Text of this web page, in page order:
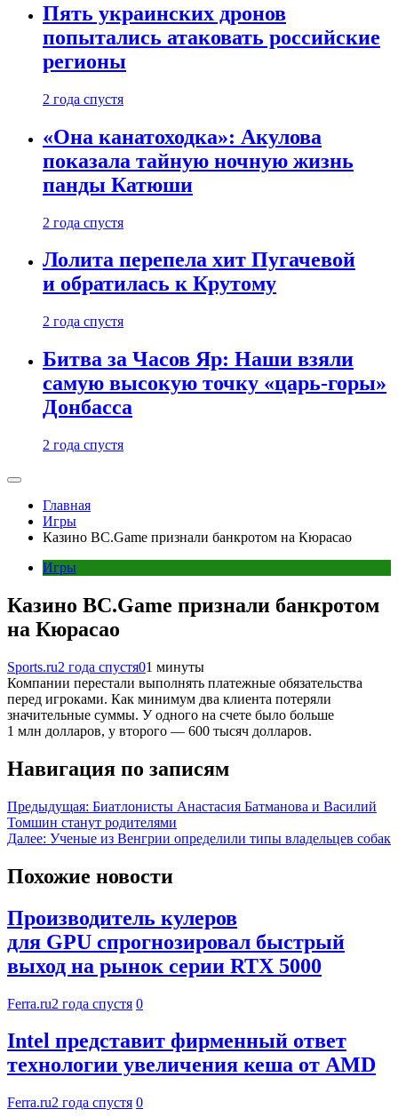
Пять украинских дронов
попытались атаковать российские
регионы
2 года спустя
«Она канатоходка»: Акулова
показала тайную ночную жизнь
панды Катюши
2 года спустя
Лолита перепела хит Пугачевой
и обратилась к Крутому
2 года спустя
Битва за Часов Яр: Наши взяли
самую высокую точку «царь-горы»
Донбасса
2 года спустя
Главная
Игры
Казино BC.Game признали банкротом на Кюрасао
Игры
Казино BC.Game признали банкротом
на Кюрасао
Sports.ru2 года спустя01 минуты
Компании перестали выполнять платежные обязательства
перед игроками. Как минимум два клиента потеряли
значительные суммы. У одного на счете было больше
1 млн долларов, у второго — 600 тысяч долларов.
Навигация по записям
Предыдущая: Биатлонисты Анастасия Батманова и Василий
Томшин станут родителями
Далее: Ученые из Венгрии определили типы владельцев собак
Похожие новости
Производитель кулеров
для GPU спрогнозировал быстрый
выход на рынок серии RTX 5000
Ferra.ru2 года спустя 0
Intel представит фирменный ответ
технологии увеличения кеша от AMD
Ferra.ru2 года спустя 0